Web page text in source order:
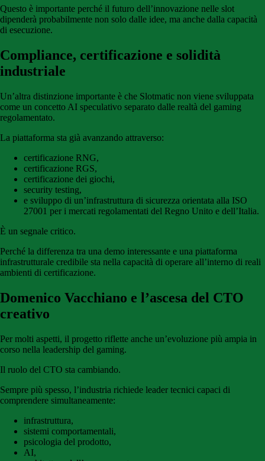
Questo è importante perché il futuro dell’innovazione nelle slot
dipenderà probabilmente non solo dalle idee, ma anche dalla capacità
di esecuzione.
Compliance, certificazione e solidità
industriale
Un’altra distinzione importante è che Slotmatic non viene sviluppata
come un concetto AI speculativo separato dalle realtà del gaming
regolamentato.
La piattaforma sta già avanzando attraverso:
certificazione RNG,
certificazione RGS,
certificazione dei giochi,
security testing,
e sviluppo di un’infrastruttura di sicurezza orientata alla ISO
27001 per i mercati regolamentati del Regno Unito e dell’Italia.
È un segnale critico.
Perché la differenza tra una demo interessante e una piattaforma
infrastrutturale credibile sta nella capacità di operare all’interno di reali
ambienti di certificazione.
Domenico Vacchiano e l’ascesa del CTO
creativo
Per molti aspetti, il progetto riflette anche un’evoluzione più ampia in
corso nella leadership del gaming.
Il ruolo del CTO sta cambiando.
Sempre più spesso, l’industria richiede leader tecnici capaci di
comprendere simultaneamente:
infrastruttura,
sistemi comportamentali,
psicologia del prodotto,
AI,